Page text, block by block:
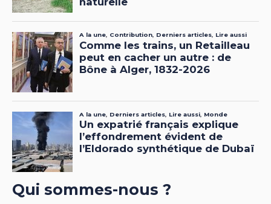
Qui sommes-nous ?